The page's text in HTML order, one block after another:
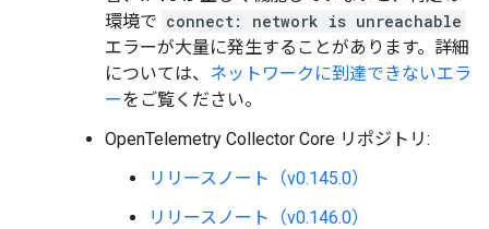
環境で connect: network is unreachable
エラーが大量に発生することがあります。詳細
については、
ネットワークに到達できないエラ
ーをご覧ください。
OpenTelemetry Collector Core リポジトリ:
リリースノート（v0.145.0）
リリースノート（v0.146.0）